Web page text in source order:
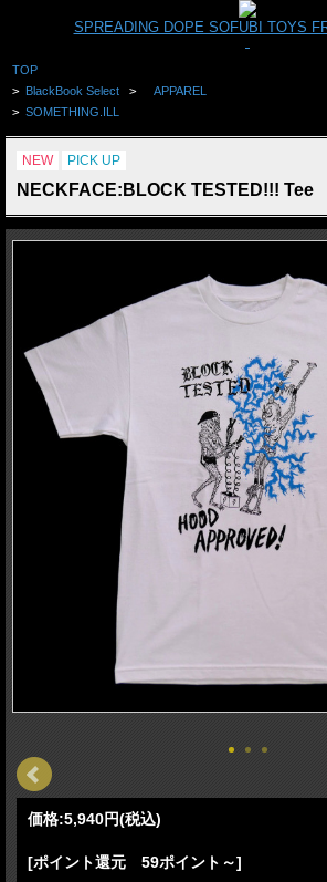
SPREADING DOPE SOFUBI TOYS
TOP
> BlackBook Select > APPAREL
> SOMETHING.ILL
NEW PICK UP
NECKFACE:BLOCK TESTED!!! Tee
価格:5,940円(税込)
[ポイント還元 59ポイント～]